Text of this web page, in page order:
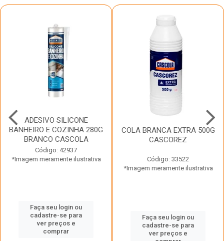
ADESIVO SILICONE
BANHEIRO E COZINHA 280G
BRANCO CASCOLA
Código: 42937
*Imagem meramente ilustrativa
Faça seu login ou
cadastre-se para
ver preços e
comprar
COLA BRANCA EXTRA 500G
CASCOREZ
Código: 33522
*Imagem meramente ilustrativa
Faça seu login ou
cadastre-se para
ver preços e